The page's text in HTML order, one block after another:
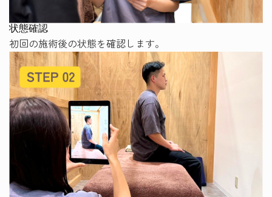
状態確認
初回の施術後の状態を確認します。